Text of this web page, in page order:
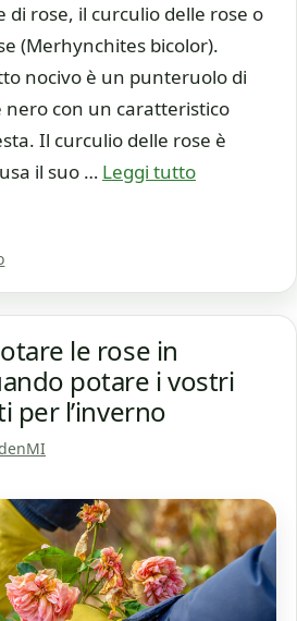
di rose, il curculio delle rose o
(Merhynchites bicolor).
nocivo è un punteruolo di
nero con un caratteristico
Il curculio delle rose è
il suo … Leggi tutto
le rose in
potare i vostri
per l’inverno